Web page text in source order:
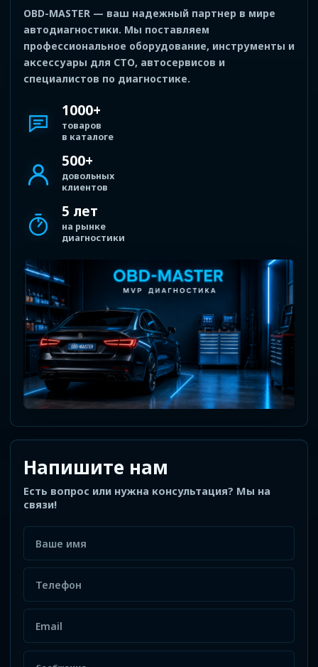
OBD-MASTER — ваш надежный партнер в мире
автодиагностики. Мы поставляем
профессиональное оборудование, инструменты и
аксессуары для СТО, автосервисов и
специалистов по диагностике.
1000+
товаров
в каталоге
500+
довольных
клиентов
5 лет
на рынке
диагностики
Напишите нам
Есть вопрос или нужна консультация? Мы на
связи!
Ваше имя
Телефон
Email
Сообщение